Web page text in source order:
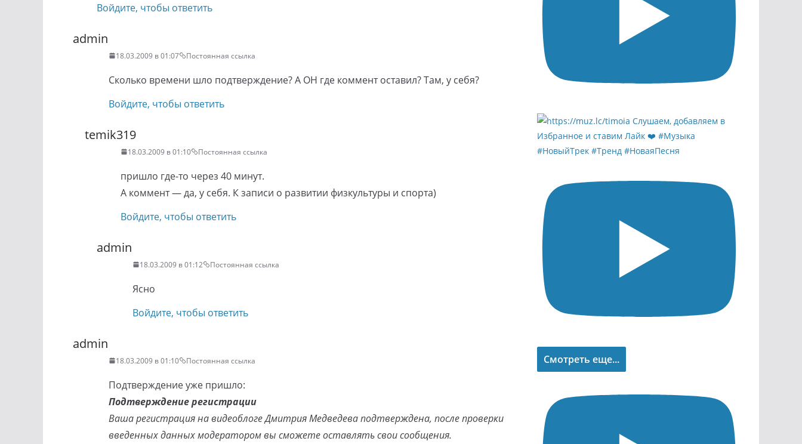
Войдите, чтобы ответить
admin
18.03.2009 в 01:07 Постоянная ссылка
Сколько времени шло подтверждение? А ОН где коммент оставил? Там, у себя?
Войдите, чтобы ответить
temik319
18.03.2009 в 01:10 Постоянная ссылка
пришло где-то через 40 минут.
А коммент — да, у себя. К записи о развитии физкультуры и спорта)
Войдите, чтобы ответить
admin
18.03.2009 в 01:12 Постоянная ссылка
Ясно
Войдите, чтобы ответить
admin
18.03.2009 в 01:10 Постоянная ссылка
Подтверждение уже пришло:
Подтверждение регистрации
Ваша регистрация на видеоблоге Дмитрия Медведева подтверждена, после проверки
введенных данных модератором вы сможете оставлять свои сообщения.
Смотреть еще...